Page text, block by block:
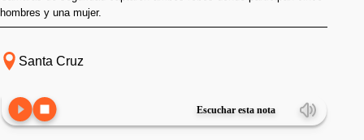
hombres y una mujer.
Santa Cruz
Escuchar esta nota